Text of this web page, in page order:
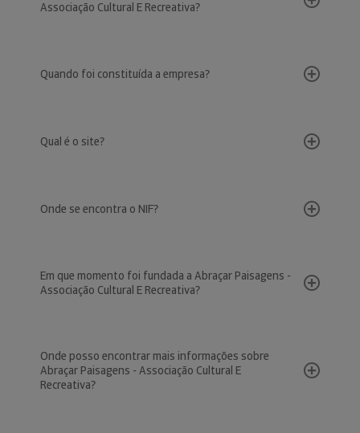
Associação Cultural E Recreativa?
Quando foi constituída a empresa?
Qual é o site?
Onde se encontra o NIF?
Em que momento foi fundada a Abraçar Paisagens -
Associação Cultural E Recreativa?
Onde posso encontrar mais informações sobre
Abraçar Paisagens - Associação Cultural E
Recreativa?